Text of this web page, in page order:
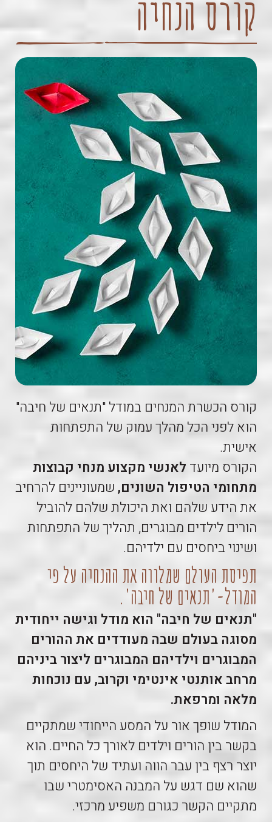
קורס הנחיה
קורס הכשרת המנחים במודל "תנאים של חיבה"
הוא לפני הכל מהלך עמוק של התפתחות
אישית.
הקורס מיועד לאנשי מקצוע מנחי קבוצות
מתחומי הטיפול השונים,שמעוניינים להרחיב
את הידע שלהם ואת היכולת שלהם להוביל
הורים לילדים מבוגרים, תהליך של התפתחות
ושינוי ביחסים עם ילדיהם.
תפיסת העולם שמלווה את ההנחיה על פי
המודל-'תנאים של חיבה'.
"תנאים של חיבה" הוא מודל וגישה ייחודית
מסוגה בעולם שבה מעודדים את ההורים
המבוגרים וילדיהם המבוגרים ליצור ביניהם
מרחב אותנטי אינטימי וקרוב, עם נוכחות
מלאה ומרפאת.
המודל שופך אור על המסע הייחודי שמתקיים
בקשר בין הורים וילדים לאורך כל החיים. הוא
יוצר רצף בין עבר הווה ועתיד של היחסים תוך
שהוא שם דגש על המבנה האסימטרי שבו
מתקיים הקשר כגורם משפיע מרכזי.